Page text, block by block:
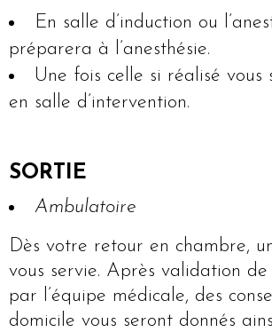
En salle d’induction ou
préparera à l’anesthésie.
Une fois celle si réalisé vous
en salle d’intervention.
SORTIE
Ambulatoire
Dès votre retour en chambre,
vous servie. Après validation
par l’équipe médicale, des
domicile vous seront donnés